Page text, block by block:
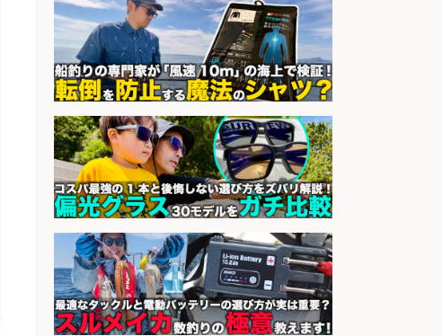
会社名 株式会社BREXA Next 採用窓口
sponsored by 求人ボックス
お肉やお魚の盛り付け業務/人気の
夜勤のお仕事!土日休み!年間休日120
日
会社名 株式会社BREXA Next 採用窓口
sponsored by 求人ボックス
レジカウンター/お釣りの計算不要
の簡単レジ 未経験も安心の研修あり
1日2h
会社名 オーケー株式会社